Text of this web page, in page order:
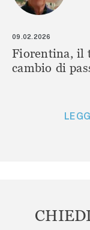
09.02.2026
Fiorentina, il
cambio di